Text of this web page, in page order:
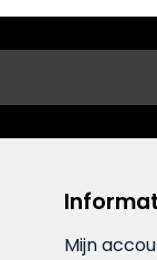
Mijn